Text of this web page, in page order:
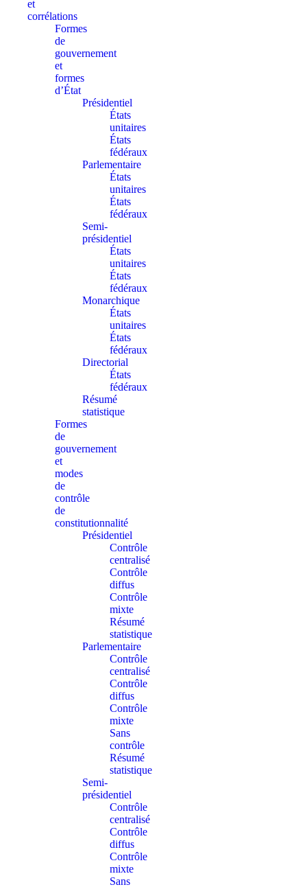
et
corrélations
Formes
de
gouvernement
et
formes
d’État
Présidentiel
États
unitaires
États
fédéraux
Parlementaire
États
unitaires
États
fédéraux
Semi-
présidentiel
États
unitaires
États
fédéraux
Monarchique
États
unitaires
États
fédéraux
Directorial
États
fédéraux
Résumé
statistique
Formes
de
gouvernement
et
modes
de
contrôle
de
constitutionnalité
Présidentiel
Contrôle
centralisé
Contrôle
diffus
Contrôle
mixte
Résumé
statistique
Parlementaire
Contrôle
centralisé
Contrôle
diffus
Contrôle
mixte
Sans
contrôle
Résumé
statistique
Semi-
présidentiel
Contrôle
centralisé
Contrôle
diffus
Contrôle
mixte
Sans